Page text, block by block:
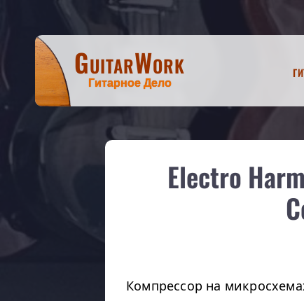
GuitarWork
Гитарное Дело
Electro
Компрессор на